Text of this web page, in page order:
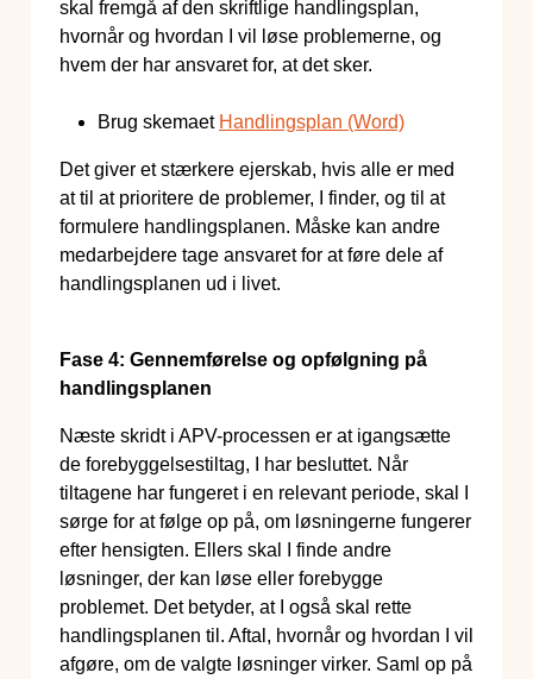
skal fremgå af den skriftlige handlingsplan,
hvornår og hvordan I vil løse problemerne, og
hvem der har ansvaret for, at det sker.
Brug skemaet Handlingsplan (Word)
Det giver et stærkere ejerskab, hvis alle er med
at til at prioritere de problemer, I finder, og til at
formulere handlingsplanen. Måske kan andre
medarbejdere tage ansvaret for at føre dele af
handlingsplanen ud i livet.
Fase 4: Gennemførelse og opfølgning på
handlingsplanen
Næste skridt i APV-processen er at igangsætte
de forebyggelsestiltag, I har besluttet. Når
tiltagene har fungeret i en relevant periode, skal I
sørge for at følge op på, om løsningerne fungerer
efter hensigten. Ellers skal I finde andre
løsninger, der kan løse eller forebygge
problemet. Det betyder, at I også skal rette
handlingsplanen til. Aftal, hvornår og hvordan I vil
afgøre, om de valgte løsninger virker. Saml op på